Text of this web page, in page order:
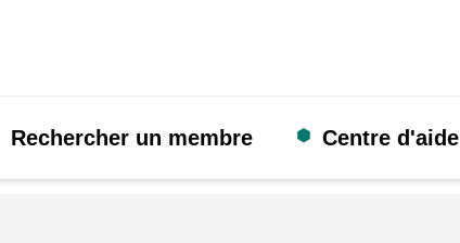
Rechercher un membre Centre d'aide